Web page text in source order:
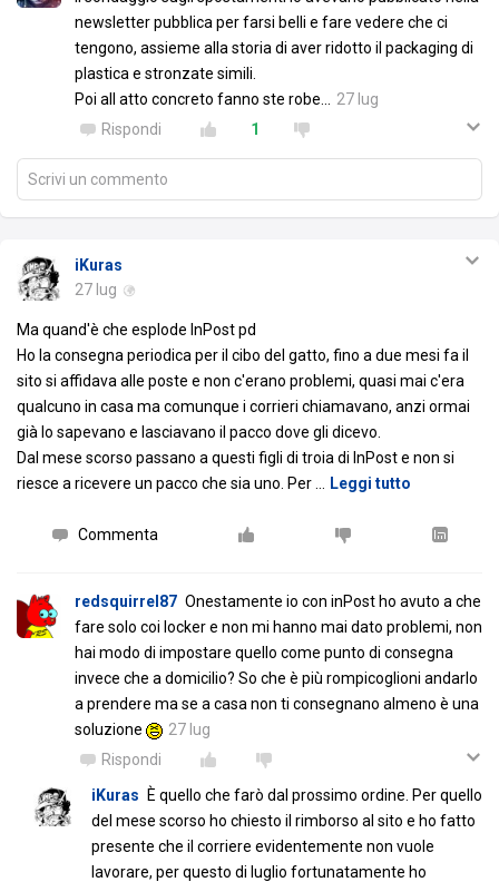
newsletter pubblica per farsi belli e fare vedere che ci
tengono, assieme alla storia di aver ridotto il packaging di
plastica e stronzate simili.
Poi all atto concreto fanno ste robe...
27 lug
Rispondi
1
Scrivi un commento
iKuras
27 lug
Ma quand'è che esplode InPost pd
Ho la consegna periodica per il cibo del gatto, fino a due mesi fa il
sito si affidava alle poste e non c'erano problemi, quasi mai c'era
qualcuno in casa ma comunque i corrieri chiamavano, anzi ormai
già lo sapevano e lasciavano il pacco dove gli dicevo.
Dal mese scorso passano a questi figli di troia di InPost e non si
riesce a ricevere un pacco che sia uno. Per
Leggi tutto
Commenta
redsquirrel87 Onestamente io con inPost ho avuto a che
fare solo coi locker e non mi hanno mai dato problemi, non
hai modo di impostare quello come punto di consegna
invece che a domicilio? So che è più rompicoglioni andarlo
a prendere ma se a casa non ti consegnano almeno è una
soluzione
27 lug
Rispondi
iKuras
È quello che farò dal prossimo ordine. Per quello
del mese scorso ho chiesto il rimborso al sito e ho fatto
presente che il corriere evidentemente non vuole
lavorare, per questo di luglio fortunatamente ho